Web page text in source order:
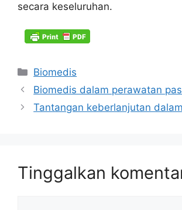
secara keseluruhan.
Kategori
Biomedis
Biomedis dalam perawatan
Tantangan keberlanjutan
Tinggalkan